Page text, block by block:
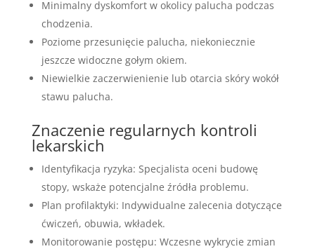
Minimalny dyskomfort w okolicy palucha podczas
chodzenia.
Poziome przesunięcie palucha, niekoniecznie
jeszcze widoczne gołym okiem.
Niewielkie zaczerwienienie lub otarcia skóry wokół
stawu palucha.
Znaczenie regularnych kontroli
lekarskich
Identyfikacja ryzyka: Specjalista oceni budowę
stopy, wskaże potencjalne źródła problemu.
Plan profilaktyki: Indywidualne zalecenia dotyczące
ćwiczeń, obuwia, wkładek.
Monitorowanie postępu: Wczesne wykrycie zmian